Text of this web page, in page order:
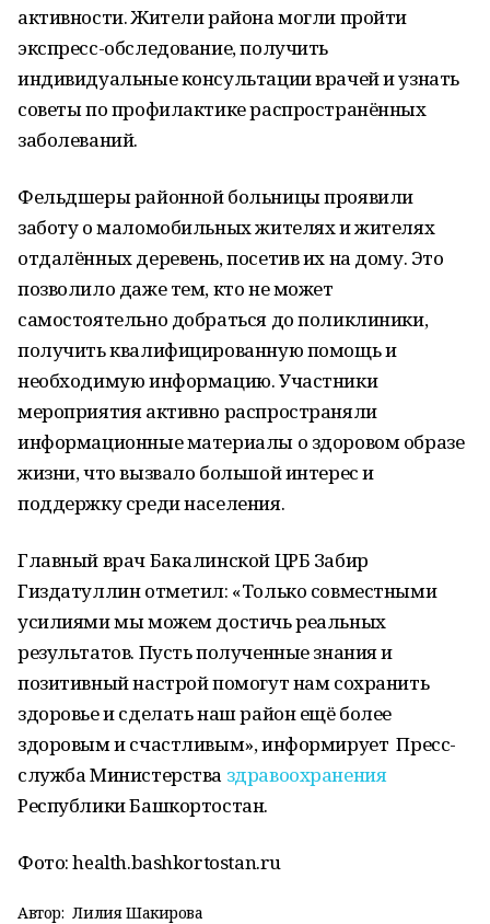
активности. Жители района могли пройти
экспресс-обследование, получить
индивидуальные консультации врачей и узнать
советы по профилактике распространённых
заболеваний.
Фельдшеры районной больницы проявили
заботу о маломобильных жителях и жителях
отдалённых деревень, посетив их на дому. Это
позволило даже тем, кто не может
самостоятельно добраться до поликлиники,
получить квалифицированную помощь и
необходимую информацию. Участники
мероприятия активно распространяли
информационные материалы о здоровом образе
жизни, что вызвало большой интерес и
поддержку среди населения.
Главный врач Бакалинской ЦРБ Забир
Гиздатуллин отметил: «Только совместными
усилиями мы можем достичь реальных
результатов. Пусть полученные знания и
позитивный настрой помогут нам сохранить
здоровье и сделать наш район ещё более
здоровым и счастливым», информирует Пресс-
служба Министерства здравоохранения
Республики Башкортостан.
Фото: health.bashkortostan.ru
Автор: Лилия Шакирова